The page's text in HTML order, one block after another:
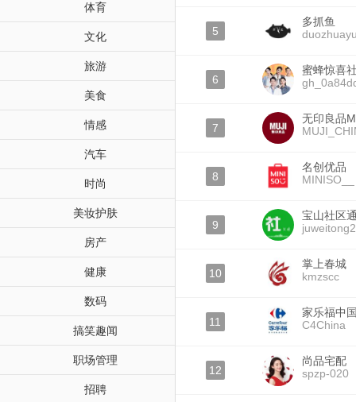
体育
文化
旅游
美食
情感
汽车
时尚
美妆护肤
房产
健康
数码
搞笑趣闻
职场管理
招聘
5
多抓鱼
6
蜜蜂惊喜
7
无印良品
8
名创优品
MINISO__
9
宝山社区
10
掌上春城
kmzscc
11
家乐福中
C4China
12
尚品宅配
spzp-020